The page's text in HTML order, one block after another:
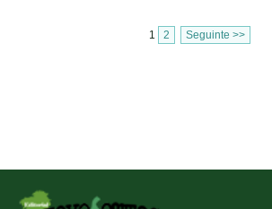
1 2 Seguinte >>